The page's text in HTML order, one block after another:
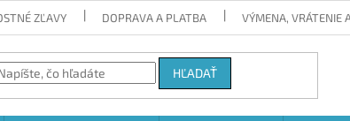
ZĽAVY DOPRAVA A PLATBA VÝMENA, VRÁTENIE
HĽADAŤ